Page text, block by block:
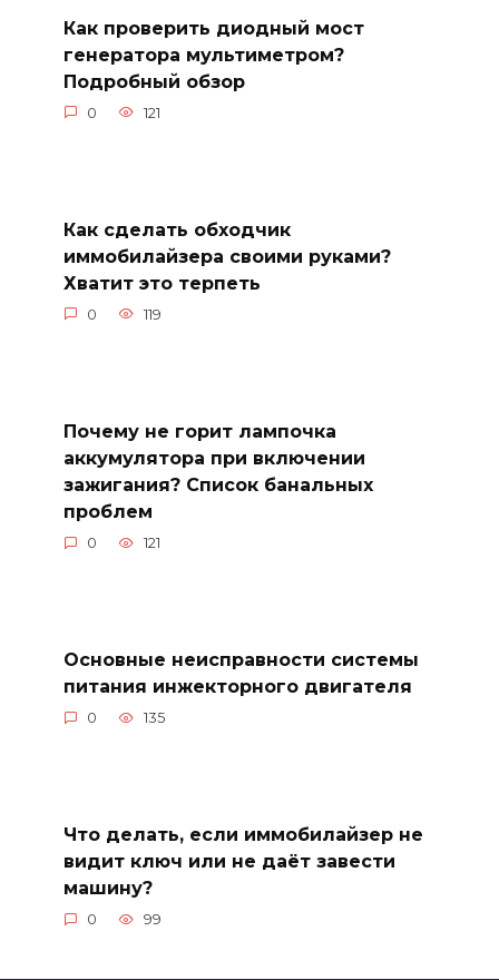
Как проверить диодный мост
генератора мультиметром?
Подробный обзор
0 121
Как сделать обходчик
иммобилайзера своими руками?
Хватит это терпеть
0 119
Почему не горит лампочка
аккумулятора при включении
зажигания? Список банальных
проблем
0 121
Основные неисправности системы
питания инжекторного двигателя
0 135
Что делать, если иммобилайзер не
видит ключ или не даёт завести
машину?
0 99